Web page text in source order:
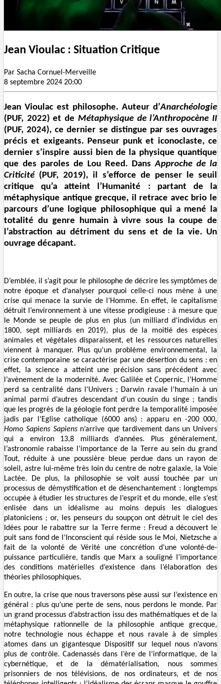
Jean Vioulac : Situation Critique
Par Sacha Cornuel-Merveille
8 septembre 2024 20:00
Jean Vioulac est philosophe. Auteur d’Anarchéologie
(PUF, 2022) et de Métaphysique de l’Anthropocène II
(PUF, 2024), ce dernier se distingue par ses ouvrages
précis et exigeants. Penseur punk et iconoclaste, ce
dernier s’inspire aussi bien de la physique quantique
que des paroles de Lou Reed. DansApproche de la
Criticité (PUF, 2019), il s’efforce de penser le seuil
critique qu’a atteint l’Humanité : partant de la
métaphysique antique grecque, il retrace avec brio le
parcours d’une logique philosophique qui a mené la
totalité du genre humain à vivre sous la coupe de
l’abstraction au détriment du sens et de la vie. Un
ouvrage décapant.
D’emblée, il s’agit pour le philosophe de décrire les symptômes de
notre époque et d’analyser pourquoi celle-ci nous mène à une
crise qui menace la survie de l’Homme. En effet, le capitalisme
détruit l’environnement à une vitesse prodigieuse : à mesure que
le Monde se peuple de plus en plus (un milliard d’individus en
1800, sept milliards en 2019), plus de la moitié des espèces
animales et végétales disparaissent, et les ressources naturelles
viennent à manquer. Plus qu’un problème environnemental, la
crise contemporaine se caractérise par une désertion du sens : en
effet, la science a atteint une précision sans précédent avec
l’avènement de la modernité. Avec Galilée et Copernic, l’Homme
perd sa centralité dans l’Univers ; Darwin ravale l’humain à un
animal parmi d’autres descendant d’un cousin du singe ; tandis
que les progrès de la géologie font perdre la temporalité imposée
jadis par l’Eglise catholique (6000 ans) : apparu en -200 000,
Homo Sapiens Sapiensn’arrive que tardivement dans un Univers
qui a environ 13,8 milliards d’années. Plus généralement,
l’astronomie rabaisse l’importance de la Terre au sein du grand
Tout, réduite à une poussière bleue perdue dans un rayon de
soleil, astre lui-même très loin du centre de notre galaxie, la Voie
Lactée. De plus, la philosophie se voit aussi touchée par un
processus de démystification et de désenchantement : longtemps
occupée à étudier les structures de l’esprit et du monde, elle s’est
enlisée dans un idéalisme au moins depuis les dialogues
platoniciens ; or, les penseurs du soupçon ont détruit le ciel des
Idées pour le rabattre sur la Terre ferme : Freud a découvert le
puit sans fond de l’Inconscient qui réside sous le Moi, Nietzsche a
fait de la volonté de Vérité une concrétion d’une volonté-de-
puissance particulière, tandis que Marx a souligné l’importance
des conditions matérielles d’existence dans l’élaboration des
théories philosophiques.
En outre, la crise que nous traversons pèse aussi sur l’existence en
général : plus qu’une perte de sens, nous perdons le monde. Par
un grand processus d’abstraction issu des mathématiques et de la
métaphysique rationnelle de la philosophie antique grecque,
notre technologie nous échappe et nous ravale à de simples
atomes dans un gigantesque Dispositif sur lequel nous n’avons
plus de contrôle. Cadenassés dans l’ère de l’informatique, de la
cybernétique, et de la dématérialisation, nous sommes
prisonniers de nos télévisions, de nos ordinateurs, et de nos